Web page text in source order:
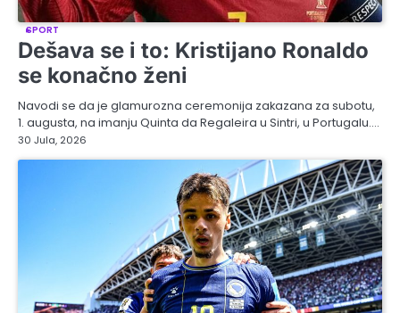
SPORT
Dešava se i to: Kristijano Ronaldo
se konačno ženi
Navodi se da je glamurozna ceremonija zakazana za subotu,
1. augusta, na imanju Quinta da Regaleira u Sintri, u Portugalu.…
30 Jula, 2026